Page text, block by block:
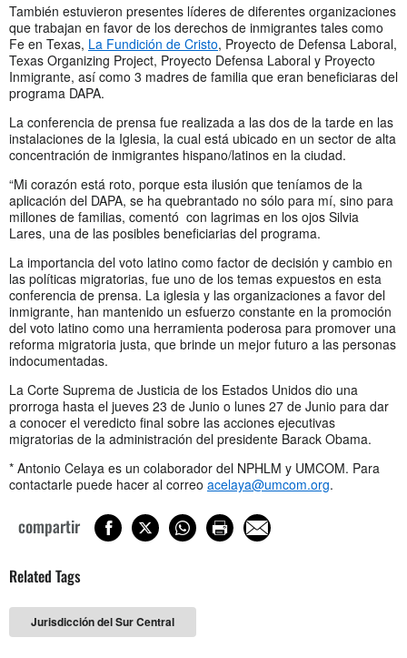
También estuvieron presentes líderes de diferentes organizaciones
que trabajan en favor de los derechos de inmigrantes tales como
Fe en Texas, La Fundición de Cristo, Proyecto de Defensa Laboral,
Texas Organizing Project, Proyecto Defensa Laboral y Proyecto
Inmigrante, así como 3 madres de familia que eran beneficiaras del
programa DAPA.
La conferencia de prensa fue realizada a las dos de la tarde en las
instalaciones de la Iglesia, la cual está ubicado en un sector de alta
concentración de inmigrantes hispano/latinos en la ciudad.
“Mi corazón está roto, porque esta ilusión que teníamos de la
aplicación del DAPA, se ha quebrantado no sólo para mí, sino para
millones de familias, comentó con lagrimas en los ojos Silvia
Lares, una de las posibles beneficiarias del programa.
La importancia del voto latino como factor de decisión y cambio en
las políticas migratorias, fue uno de los temas expuestos en esta
conferencia de prensa. La iglesia y las organizaciones a favor del
inmigrante, han mantenido un esfuerzo constante en la promoción
del voto latino como una herramienta poderosa para promover una
reforma migratoria justa, que brinde un mejor futuro a las personas
indocumentadas.
La Corte Suprema de Justicia de los Estados Unidos dio una
prorroga hasta el jueves 23 de Junio o lunes 27 de Junio para dar
a conocer el veredicto final sobre las acciones ejecutivas
migratorias de la administración del presidente Barack Obama.
* Antonio Celaya es un colaborador del NPHLM y UMCOM. Para
contactarle puede hacer al correo acelaya@umcom.org.
compartir
Related Tags
Jurisdicción del Sur Central